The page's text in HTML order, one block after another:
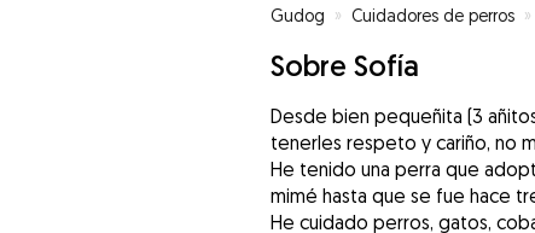
Gudog » Cuidadores de perros »
Sobre Sofía
Desde bien pequeñita (3
tenerles respeto y cariño, no
He tenido una perra que
mimé hasta que se fue hace
He cuidado perros, gatos,